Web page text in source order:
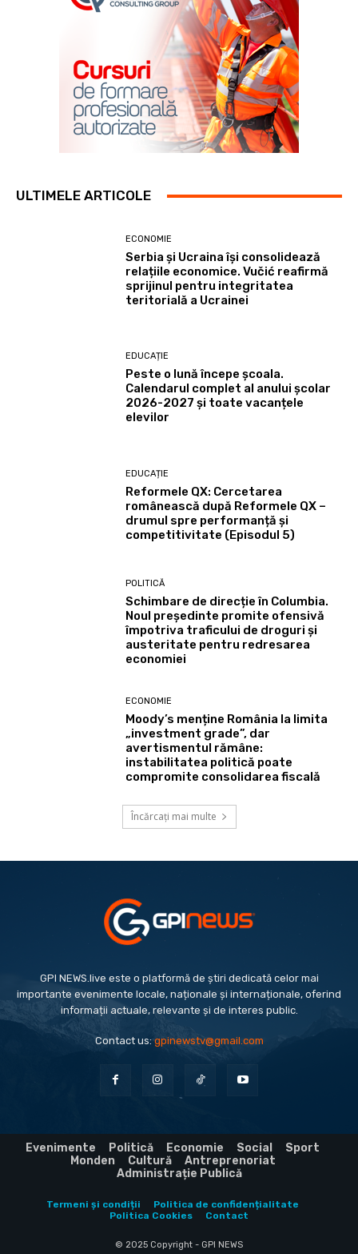
ULTIMELE ARTICOLE
ECONOMIE
Serbia și Ucraina își consolidează
relațiile economice. Vučić reafirmă
sprijinul pentru integritatea
teritorială a Ucrainei
EDUCAȚIE
Peste o lună începe școala.
Calendarul complet al anului școlar
2026-2027 și toate vacanțele
elevilor
EDUCAȚIE
Reformele QX: Cercetarea
românească după Reformele QX –
drumul spre performanță și
competitivitate (Episodul 5)
POLITICĂ
Schimbare de direcție în Columbia.
Noul președinte promite ofensivă
împotriva traficului de droguri și
austeritate pentru redresarea
economiei
ECONOMIE
Moody’s menține România la limita
„investment grade”, dar
avertismentul rămâne:
instabilitatea politică poate
compromite consolidarea fiscală
Încărcați mai multe
GPI NEWS.live este o platformă de știri dedicată celor mai
importante evenimente locale, naționale și internaționale, oferind
informații actuale, relevante și de interes public.
Contact us:gpinewstv@gmail.com
Evenimente Politică Economie Social
Sport
Monden
Cultură
Antreprenoriat
Administrație Publică
Termeni și condiții
Politica de confidențialitate
Politica Cookies
Contact
© 2025 Copyright - GPI NEWS